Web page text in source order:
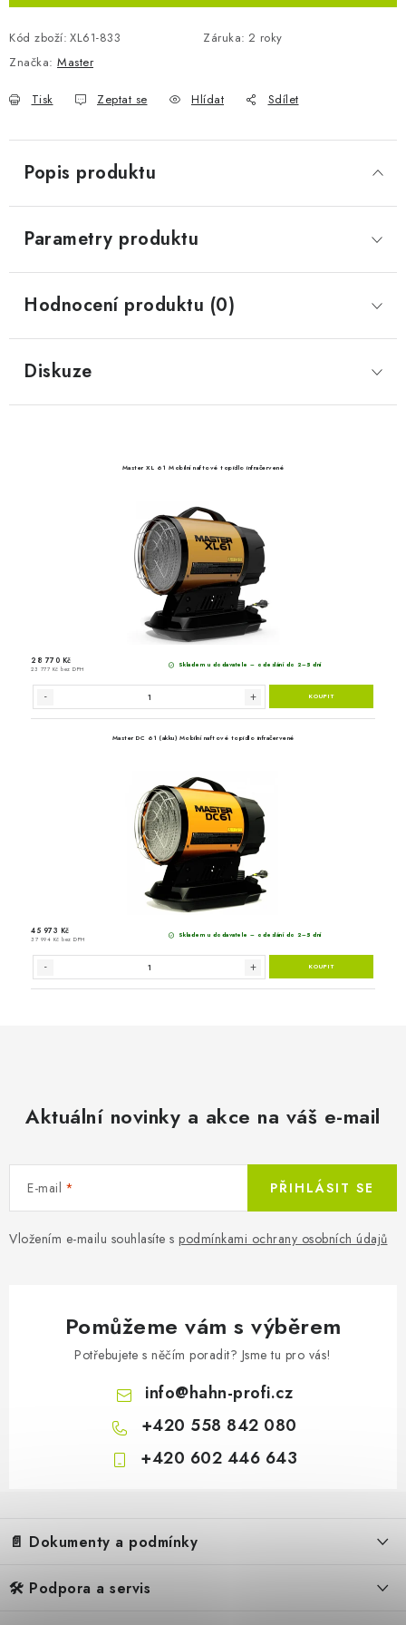
Kód zboží: XL61-833 Záruka: 2 roky
Značka: Master
Tisk Zeptat se Hlídat Sdílet
Popis produktu
Parametry produktu
Hodnocení produktu (0)
Diskuze
Aktuální novinky a akce na váš e-mail
E-mail
Vložením e-mailu souhlasíte s podmínkami ochrany osobních údajů
PŘIHLÁSIT SE
Pomůžeme vám s výběrem
Potřebujete s něčím poradit? Jsme tu pro vás!
info@hahn-profi.cz
+420 558 842 080
+420 602 446 643
a
t
📄 Dokumenty a podmínky
Obchodní podmínky
🛠️ Podpora a servis